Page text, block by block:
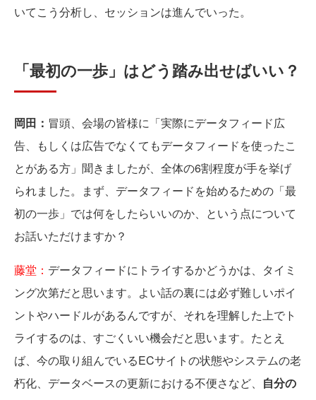
いてこう分析し、セッションは進んでいった。
「最初の一歩」はどう踏み出せばいい？
岡田： 冒頭、会場の皆様に「実際にデータフィード広
告、もしくは広告でなくてもデータフィードを使ったこ
とがある方」聞きましたが、全体の6割程度が手を挙げ
られました。まず、データフィードを始めるための「最
初の一歩」では何をしたらいいのか、という点について
お話いただけますか？
藤堂： データフィードにトライするかどうかは、タイミ
ング次第だと思います。よい話の裏には必ず難しいポイ
ントやハードルがあるんですが、それを理解した上でト
ライするのは、すごくいい機会だと思います。たとえ
ば、今の取り組んでいるECサイトの状態やシステムの老
朽化、データベースの更新における不便さなど、 自分の